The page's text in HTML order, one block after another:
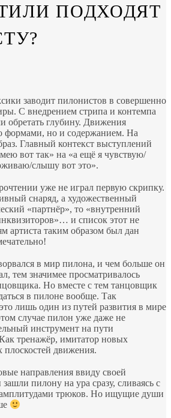
ПОДХОДЯТ
заводит пилонистов в совершенно
С внедрением стрипа и контемпа
обретать глубину. Движения
формами, но и содержанием. На
Главный контекст выступлений
вот так» на «а ещё я чувствую/
слышу вот это».
уже не играл первую скрипку.
снаряд, а художественный
«партнёр», то «внутренний
и список этот не
артиста таким образом был дан
в мир пилона, и чем больше он
тем значимее просматривалось
Но вместе с тем танцовщик
в пилоне вообще. Так
лишь один из путей развития в мире
случае пилон уже даже не
инструмент на пути
тренажёр, имитатор новых
движения.
направления ввиду своей
пилону на ура сразу, сливаясь с
трюков. Но ищущие души